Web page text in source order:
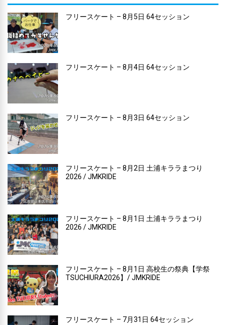
フリースケート – 8月5日 64セッション
フリースケート – 8月4日 64セッション
フリースケート – 8月3日 64セッション
フリースケート – 8月2日 土浦キララまつり
2026 / JMKRIDE
フリースケート – 8月1日 土浦キララまつり
2026 / JMKRIDE
フリースケート – 8月1日 高校生の祭典【学祭
TSUCHIURA2026】/ JMKRIDE
フリースケート – 7月31日 64セッション